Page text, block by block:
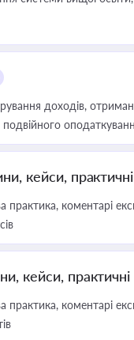
доходів,
кейси,
коментарі
кейси,
коментарі